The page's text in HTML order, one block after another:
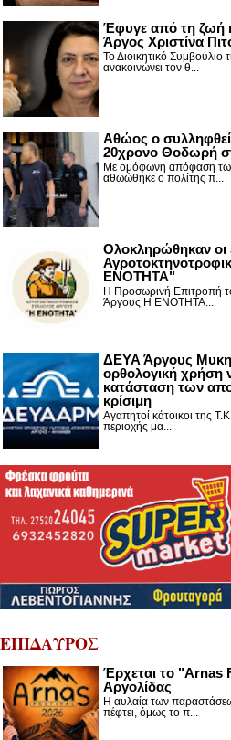
Έφυγε από τη ζωή
Άργος Χριστίνα
Το Διοικητικό Συμβούλιο
ανακοινώνει τον θ...
Αθώος ο
20χρονο Θοδωρή
Με ομόφωνη απόφαση
αθωώθηκε ο πολίτης π...
Ολοκληρώθηκαν οι
ΕΝΟΤΗΤΑ"
Η Προσωρινή Επιτροπή
Άργους Η ΕΝΟΤΗΤΑ...
ΔΕΥΑ Άργους
ορθολογική χρήση
κατάσταση των
κρίσιμη
Αγαπητοί κάτοικοι της
περιοχής μα...
ΕΠΙΔΑΥΡΟΣ
Έρχεται το "Arnas
Αργολίδας
Η αυλαία των
πέφτει, όμως το π...